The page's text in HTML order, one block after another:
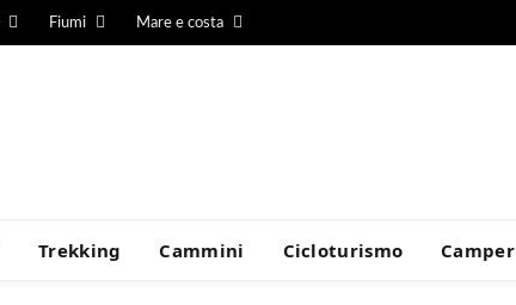
Fiumi Mare e costa
Trekking Cammini Cicloturismo Camper